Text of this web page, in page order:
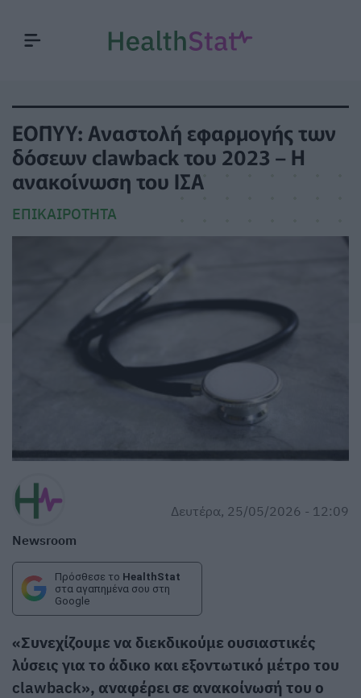
ΕΟΠΥΥ: Αναστολή εφαρμογής των
δόσεων clawback του 2023 – Η
ανακοίνωση του ΙΣΑ
ΕΠΙΚΑΙΡΌΤΗΤΑ
Newsroom
Δευτέρα, 25/05/2026 - 12:09
Πρόσθεσε το HealthStat
στα αγαπημένα σου στη
Google
«Συνεχίζουμε να διεκδικούμε ουσιαστικές
λύσεις για το άδικο και εξοντωτικό μέτρο του
clawback», αναφέρει σε ανακοίνωσή του ο